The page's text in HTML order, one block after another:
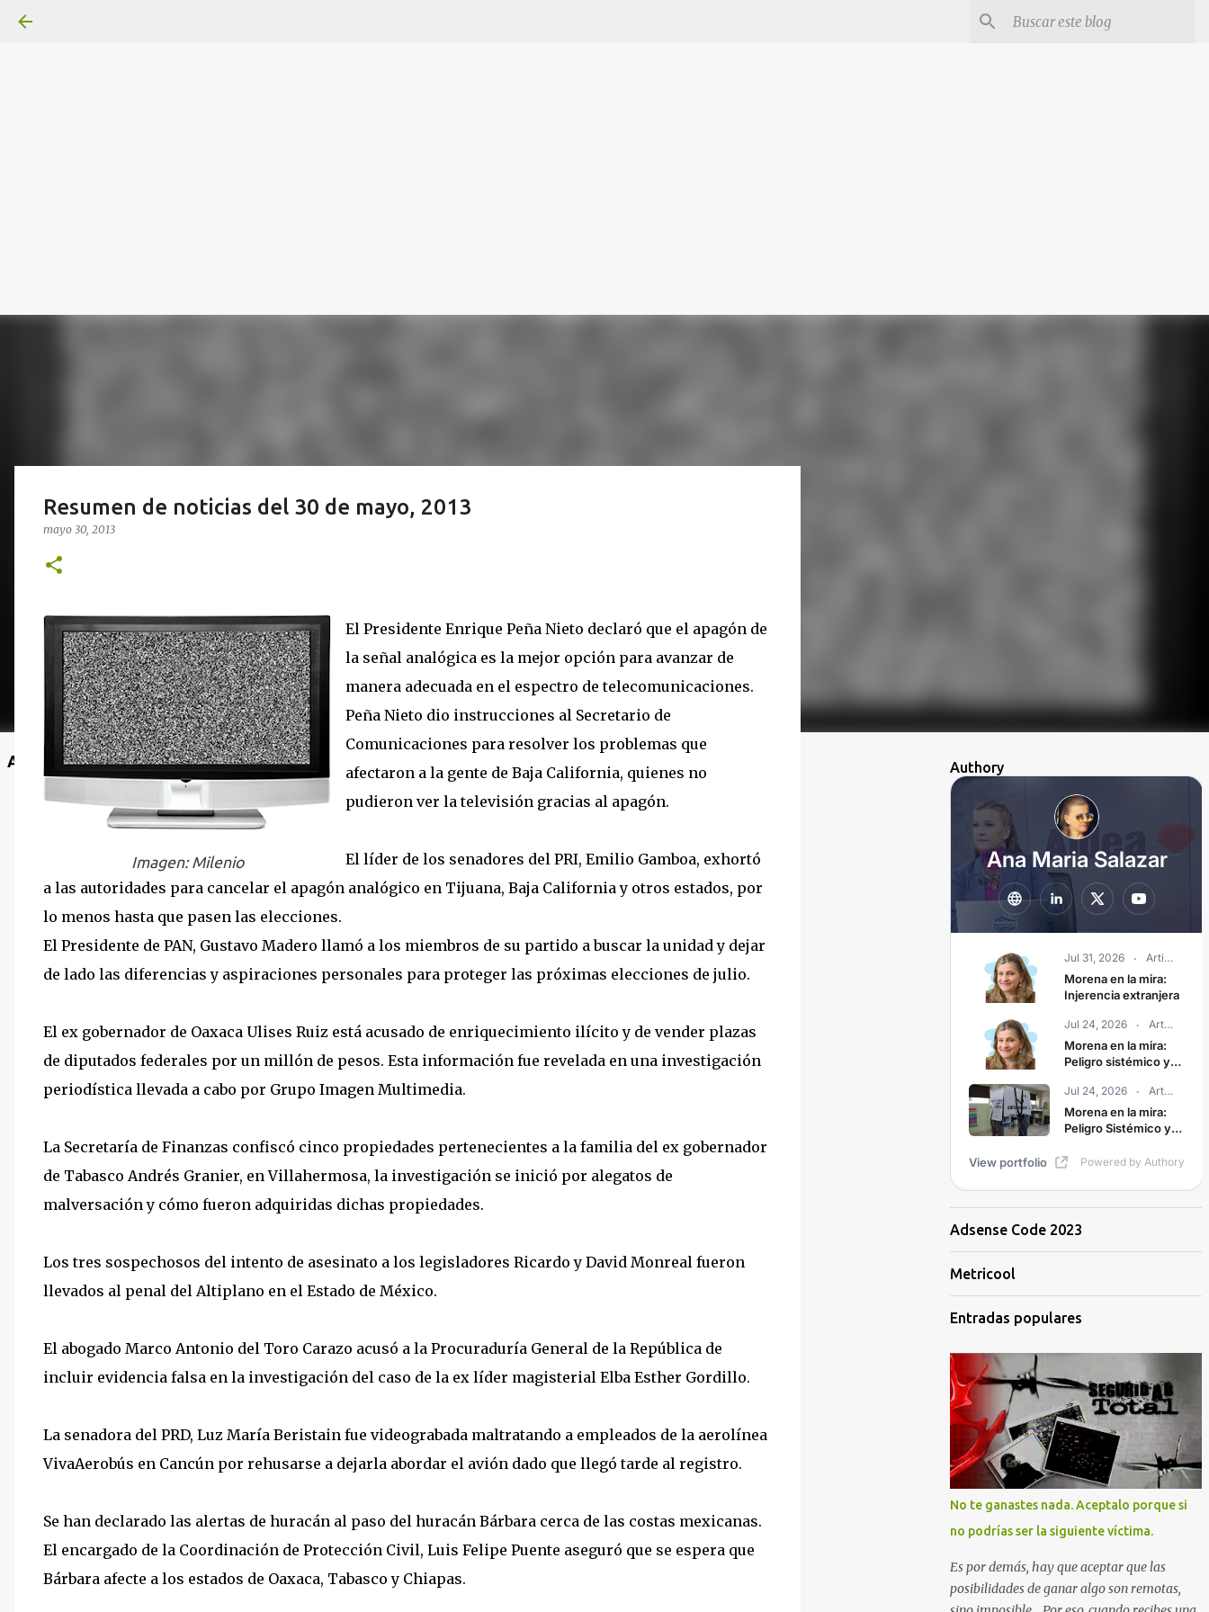
Anuncio
Resumen de noticias del 30 de mayo, 2013
mayo 30, 2013
Imagen:Milenio
El Presidente Enrique Peña Nieto declaró que el apagón de
la señal analógica es la mejor opción para avanzar de
manera adecuada en el espectro de telecomunicaciones.
Peña Nieto dio instrucciones al Secretario de
Comunicaciones para resolver los problemas que
afectaron a la gente de Baja California, quienes no
pudieron ver la televisión gracias al apagón.
El líder de los senadores del PRI, Emilio Gamboa, exhortó
a las autoridades para cancelar el apagón analógico en Tijuana, Baja California y otros estados, por
lo menos hasta que pasen las elecciones.
El Presidente de PAN, Gustavo Madero llamó a los miembros de su partido a buscar la unidad y dejar
de lado las diferencias y aspiraciones personales para proteger las próximas elecciones de julio.
El ex gobernador de Oaxaca Ulises Ruiz está acusado de enriquecimiento ilícito y de vender plazas
de diputados federales por un millón de pesos. Esta información fue revelada en una investigación
periodística llevada a cabo por Grupo Imagen Multimedia.
La Secretaría de Finanzas confiscó cinco propiedades pertenecientes a la familia del ex gobernador
de Tabasco Andrés Granier, en Villahermosa, la investigación se inició por alegatos de
malversación y cómo fueron adquiridas dichas propiedades.
Los tres sospechosos del intento de asesinato a los legisladores Ricardo y David Monreal fueron
llevados al penal del Altiplano en el Estado de México.
El abogado Marco Antonio del Toro Carazo acusó a la Procuraduría General de la República de
incluir evidencia falsa en la investigación del caso de la ex líder magisterial Elba Esther Gordillo.
La senadora del PRD, Luz María Beristain fue videograbada maltratando a empleados de la aerolínea
VivaAerobús en Cancún por rehusarse a dejarla abordar el avión dado que llegó tarde al registro.
Se han declarado las alertas de huracán al paso del huracán Bárbara cerca de las costas mexicanas.
El encargado de la Coordinación de Protección Civil, Luis Felipe Puente aseguró que se espera que
Bárbara afecte a los estados de Oaxaca, Tabasco y Chiapas.
Authory
Adsense Code 2023
Metricool
Entradas populares
No te ganastes nada. Aceptalo porque si
no podrías ser la siguiente víctima.
Es por demás, hay que aceptar que las
posibilidades de ganar algo son remotas,